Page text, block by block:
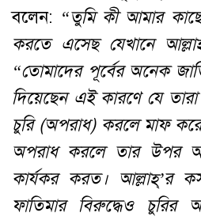
বলেন: “তুমি কী আমার
করতে এসেছ যেখানে
“তোমাদের পূর্বের অনেক
দিয়েছেন এই কারণে যে তারা
চুরি(অপরাধ) করলে মাফ করে
অপরাধ করলে তার উপর
কার্যকর করত। আল্লাহ্’র
ফাতিমার
বিরুদ্ধেও চুরির